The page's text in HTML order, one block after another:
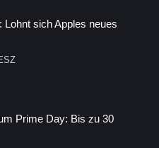
sich Apples neues
Prime Day: Bis zu 30